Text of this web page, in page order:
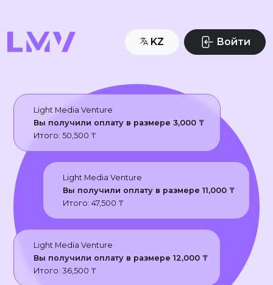
KZ Войти
Light Media Venture
Вы получили оплату в размере3,000 ₸
Итого:50,500 ₸
Light Media Venture
Вы получили оплату в размере11,000 ₸
Итого:47,500 ₸
Light Media Venture
Вы получили оплату в размере12,000 ₸
Итого:36,500 ₸